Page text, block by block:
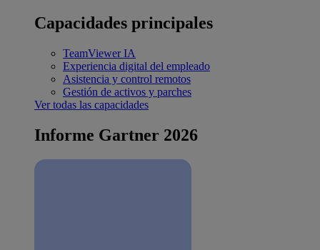
Capacidades principales
TeamViewer IA
Experiencia digital del empleado
Asistencia y control remotos
Gestión de activos y parches
Ver todas las capacidades
Informe Gartner 2026